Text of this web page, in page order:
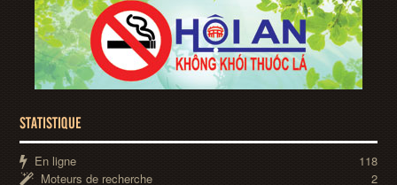
STATISTIQUE
En ligne
118
Moteurs de recherche
2